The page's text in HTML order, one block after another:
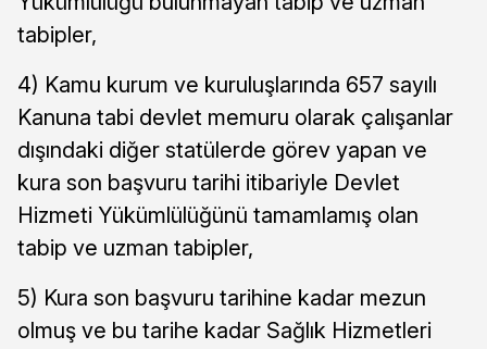
tabipler,
4) Kamu kurum ve kuruluşlarında 657 sayılı
Kanuna tabi devlet memuru olarak çalışanlar
dışındaki diğer statülerde görev yapan ve
kura son başvuru tarihi itibariyle Devlet
Hizmeti Yükümlülüğünü tamamlamış olan
tabip ve uzman tabipler,
5) Kura son başvuru tarihine kadar mezun
olmuş ve bu tarihe kadar Sağlık Hizmetleri